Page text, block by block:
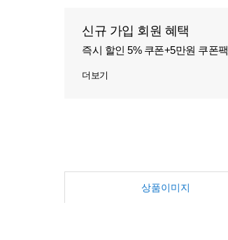
신규 가입 회원 혜택
즉시 할인 5% 쿠폰+5만원 쿠폰팩
더보기
상품이미지